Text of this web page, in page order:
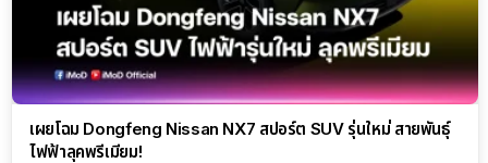
เผยโฉม Dongfeng Nissan NX7 สปอร์ต SUV รุ่นใหม่ สายพันธุ์
ไฟฟ้าลุคพรีเมียม!